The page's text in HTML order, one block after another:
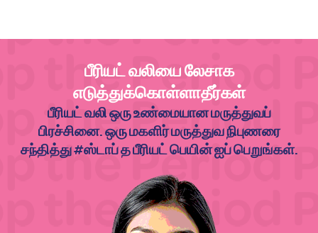
பீரியட் வலியை லேசாக
எடுத்துக்கொள்ளாதீர்கள்
பீரியட் வலி ஒரு உண்மையான மருத்துவப்
பிரச்சினை. ஒரு மகளிர் மருத்துவ நிபுணரை
சந்தித்து #ஸ்டாப் த பீரியட் பெயின் ஐப் பெறுங்கள்.